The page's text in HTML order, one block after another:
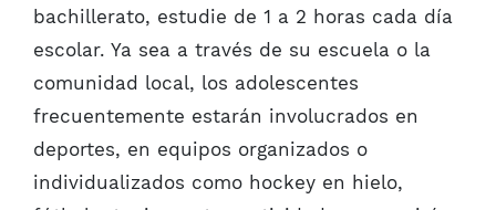
bachillerato, estudie de 1 a 2 horas cada día
escolar. Ya sea a través de su escuela o la
comunidad local, los adolescentes
frecuentemente estarán involucrados en
deportes, en equipos organizados o
individualizados como hockey en hielo,